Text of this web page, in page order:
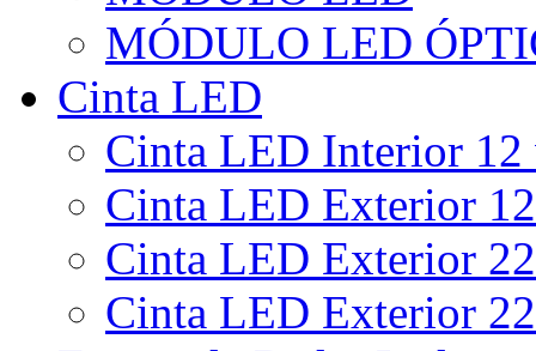
MÓDULO LED
Cinta LED
Cinta LED Interior
Cinta LED Exterior
Cinta LED Exterior
Cinta LED Exterior